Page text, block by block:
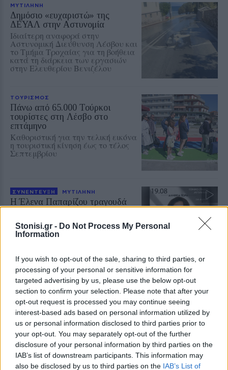
Stonisi.gr - Do Not Process My Personal
Information
If you wish to opt-out of the sale, sharing to third parties, or
processing of your personal or sensitive information for
targeted advertising by us, please use the below opt-out
section to confirm your selection. Please note that after your
opt-out request is processed you may continue seeing
interest-based ads based on personal information utilized by
us or personal information disclosed to third parties prior to
your opt-out. You may separately opt-out of the further
disclosure of your personal information by third parties on the
IAB’s list of downstream participants. This information may
also be disclosed by us to third parties on the IAB’s List of
ΜΥΤΙΛΗΝΗ
Δημόσιο «ευχαριστώ» της
ΔΕΥΑΛ στην Αστυνομία
Ιδιαίτερη αναφορά στην
Αστυνομική Διεύθυνση Λέσβου και
το Τμήμα Τροχαίας για τη βοήθεια
κατά τη διάρκεια των εργασιών
στην Ελευθερίου Βενιζέλου
ΤΟΥΡΙΣΜΟΣ
Πάνω από 65.000 Τούρκοι
τουρίστες στη Λέσβο στο
επτάμηνο
Καθοριστική για την τελική εικόνα
η τουριστική κίνηση έως το τέλος
Σεπτεμβρίου
ΣΥΝΕΝΤΕΥΞΗ ΜΥΤΙΛΗΝΗ
Η Έλενα Παπαρίζου τραγουδά
στη Μυτιλήνη για τους εθελοντές
Μεγάλη συναυλία στις 19
Αυγούστου στο Δημοτικό Στάδιο
διατεθεί για την ενίσχυση του
Συλλόγου Εθελοντών Αιμοδοτών
Αφιέρωμα στον Νίκο Καλαϊτζή –
Μπινταγιάλα στον Μεσότοπο
Μουσική, φωτογραφία και
δραματοποίηση συνθέτουν την
εκδήλωση «Έρωτας με τις χορδές
των οργάνων» τη Δευτέρα 10
Αυγούστου